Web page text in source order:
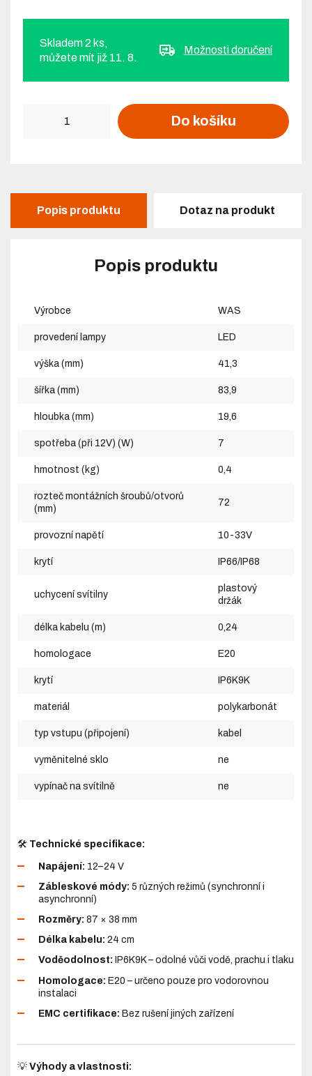
Skladem 2 ks,
můžete mít již 11. 8.
Možnosti doručení
Do košíku
Popis produktu Dotaz na produkt
Popis produktu
Výrobce WAS
provedení lampy LED
výška (mm) 41,3
šířka (mm) 83,9
hloubka (mm) 19,6
spotřeba (při 12V) (W) 7
hmotnost (kg) 0,4
rozteč montážních šroubů/otvorů
(mm)
72
provozní napětí 10-33V
krytí IP66/IP68
uchycení svítilny
plastový
držák
délka kabelu (m) 0,24
homologace E20
krytí IP6K9K
materiál polykarbonát
typ vstupu (připojení) kabel
vyměnitelné sklo ne
vypínač na svítilně ne
🛠️ Technické specifikace:
Napájení: 12–24 V
Zábleskové módy: 5 různých režimů (synchronní i
asynchronní)
Rozměry: 87 × 38 mm
Délka kabelu: 24 cm
Voděodolnost: IP6K9K – odolné vůči vodě, prachu i tlaku
Homologace: E20 – určeno pouze pro vodorovnou
instalaci
EMC certifikace: Bez rušení jiných zařízení
💡Výhody a vlastnosti: